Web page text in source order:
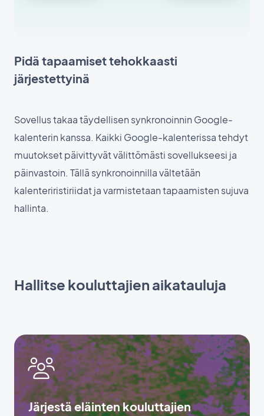
Pidä tapaamiset tehokkaasti
järjestettyinä
Sovellus takaa täydellisen synkronoinnin Google-
kalenterin kanssa. Kaikki Google-kalenterissa tehdyt
muutokset päivittyvät välittömästi sovellukseesi ja
päinvastoin. Tällä synkronoinnilla vältetään
kalenteriristiriidat ja varmistetaan tapaamisten sujuva
hallinta.
Hallitse kouluttajien aikatauluja
Järjestä eläinten kouluttajien